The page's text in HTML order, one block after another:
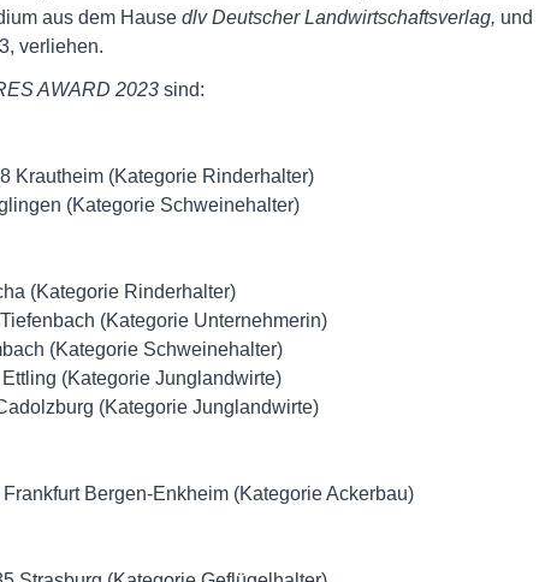
aus dem Hause dlv Deutscher Landwirtschaftsverlag, und
verliehen.
AWARD 2023 sind:
Krautheim (Kategorie Rinderhalter)
(Kategorie Schweinehalter)
(Kategorie Rinderhalter)
(Kategorie Unternehmerin)
(Kategorie Schweinehalter)
(Kategorie Junglandwirte)
(Kategorie Junglandwirte)
Bergen-Enkheim (Kategorie Ackerbau)